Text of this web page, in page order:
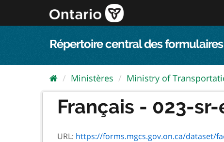
au
Répertoire central des formulaires
Ministères Ministry of
Français - 023-
URL: https://forms.mgcs.gov.on.ca/dataset/